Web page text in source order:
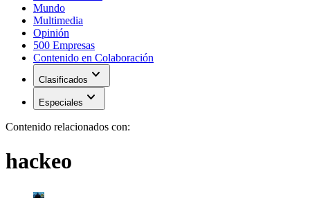
Mundo
Multimedia
Opinión
500 Empresas
Contenido en Colaboración
Clasificados expand_more
Especiales expand_more
Contenido relacionados con:
hackeo